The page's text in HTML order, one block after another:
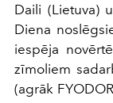
Daili (Lietuva)
Diena
iespēja
zīmoliem
(agrāk